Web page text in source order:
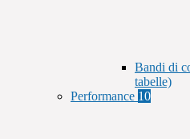
Bandi di
tabelle)
Performance 10